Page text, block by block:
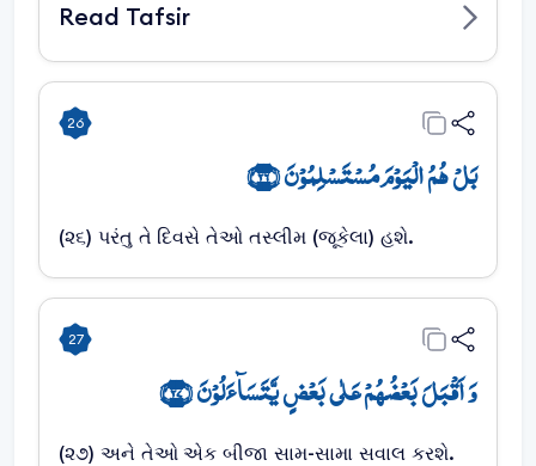
Read Tafsir
26
بَلۡ ہُمُ الۡیَوۡمَ مُسۡتَسۡلِمُوۡنَ ﴿۲۶﴾
(૨૬) પરંતુ તે દિવસે તેઓ તસ્લીમ (જૂકેલા) હશે.
27
وَ اَقۡبَلَ بَعۡضُہُمۡ عَلٰی بَعۡضٍ یَّتَسَآءَلُوۡنَ ﴿۲۷﴾
(૨૭) અને તેઓ એક બીજા સામ-સામા સવાલ કરશે.